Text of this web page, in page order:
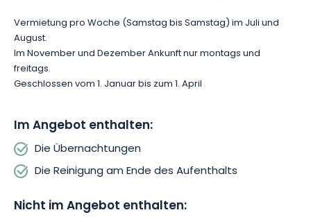
Vermietung pro Woche (Samstag bis Samstag) im Juli und
August.
Im November und Dezember Ankunft nur montags und
freitags.
Geschlossen vom 1. Januar bis zum 1. April
Im Angebot enthalten:
Die Übernachtungen
Die Reinigung am Ende des Aufenthalts
Nicht im Angebot enthalten: